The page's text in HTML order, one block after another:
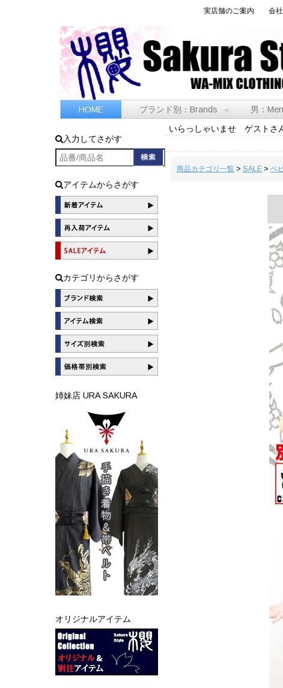
実店舗のご案内 会
HOME ブランド別：Brands 男：
入力してさがす
アイテムからさがす
カテゴリからさがす
姉妹店 URA SAKURA
オリジナルアイテム
いらっしゃいませ ゲストさ
商品カテゴリ一覧> SALE> ベ